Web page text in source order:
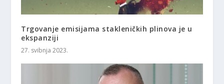
Trgovanje emisijama stakleničkih plinova je u
ekspanziji
27. svibnja 2023.